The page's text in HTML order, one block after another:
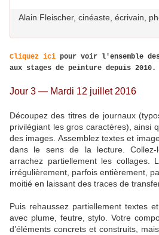
Alain Fleischer, cinéaste, écrivain,
Cliquez ici pour voir l'ensemble
aux stages de peinture depuis 2010.
Jour 3 — Mardi 12 juillet 2016
Découpez des titres de journaux
privilégiant les gros caractères), ainsi
des images. Assemblez textes et
dans le sens de la lecture.
arrachez partiellement les collages.
irrégulièrement, parfois entièrement,
moitié en laissant des traces de
Puis rehaussez partiellement textes
avec plume, feutre, stylo. Votre
d’éléments concrets et construits,